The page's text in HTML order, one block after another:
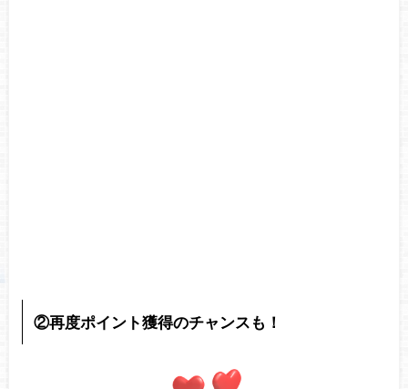
②再度ポイント獲得のチャンスも！